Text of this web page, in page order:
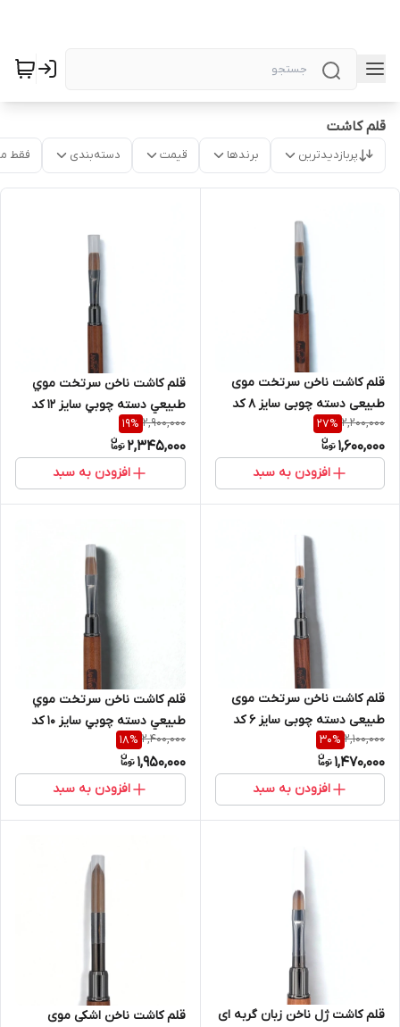
قلم کاشت
پربازدیدترین برندها قیمت دسته‌بندی فقط
قلم کاشت ناخن سرتخت موی
طبیعی دسته چوبی سایز 8 کد
GBS-141 جول Jewel
2,200,000
27%
1,600,000
افزودن به سبد
قلم کاشت ناخن سرتخت موي
طبيعي دسته چوبي سايز 12 کد
GBS-143 جول Jewel
2,900,000
19%
2,345,000
افزودن به سبد
قلم کاشت ناخن سرتخت موی
طبیعی دسته چوبی سایز 6 کد
GBS-140 جول Jewel
2,100,000
30%
1,470,000
افزودن به سبد
قلم کاشت ناخن سرتخت موي
طبيعي دسته چوبي سايز 10 کد
GBS-142 جول Jewel
2,400,000
18%
1,950,000
افزودن به سبد
قلم کاشت ژل ناخن زبان گربه ای
قلم کاشت ناخن اشکی موی